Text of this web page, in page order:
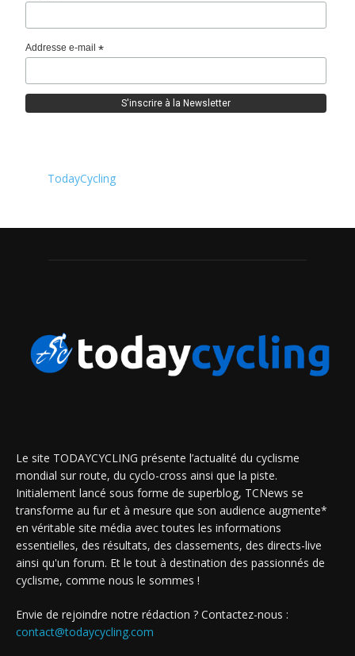
Addresse e-mail*
TodayCycling
Le site TODAYCYCLING présente l’actualité du cyclisme
mondial sur route, du cyclo-cross ainsi que la piste.
Initialement lancé sous forme de superblog, TCNews se
transforme au fur et à mesure que son audience augmente*
en véritable site média avec toutes les informations
essentielles, des résultats, des classements, des directs-live
ainsi qu'un forum. Et le tout à destination des passionnés de
cyclisme, comme nous le sommes !
Envie de rejoindre notre rédaction ? Contactez-nous :
contact@todaycycling.com